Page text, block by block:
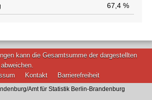
67,4 %
kann die Gesamtsumme der dargestellten
Kontakt Barrierefreiheit
Amt für Statistik Berlin-Brandenburg